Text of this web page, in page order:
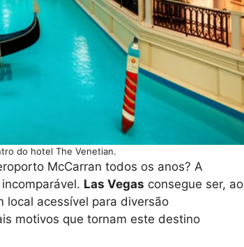
do hotel The Venetian.
McCarran todos os anos? A
Las Vegas consegue ser, ao
local acessível para diversão
motivos que tornam este destino